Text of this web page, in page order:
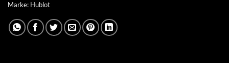
Marke: Hublot